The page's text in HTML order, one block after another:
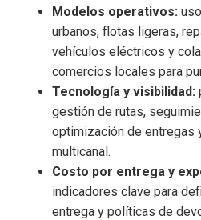
Modelos operativos:
urbanos, flotas ligeras,
vehículos eléctricos y
comercios locales para
Tecnología y visibilidad:
gestión de rutas,
optimización de entregas
multicanal.
Costo por entrega y
indicadores clave para
entrega y políticas de